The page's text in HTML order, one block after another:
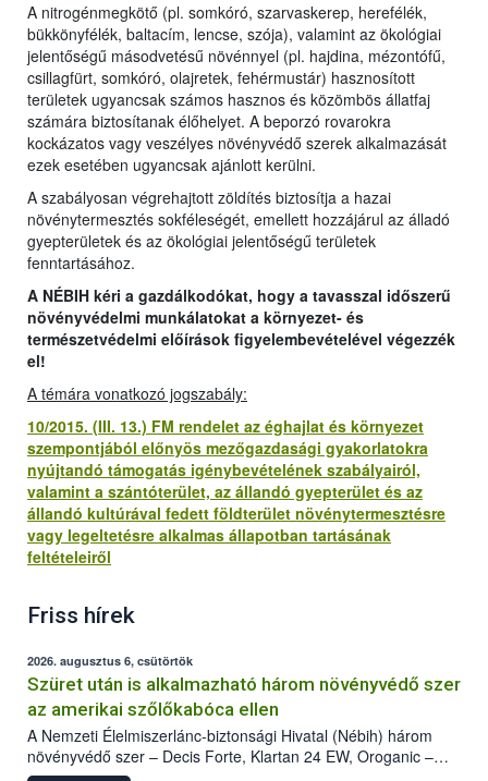
A nitrogénmegkötő (pl. somkóró, szarvaskerep, herefélék,
bükkönyfélék, baltacím, lencse, szója), valamint az ökológiai
jelentőségű másodvetésű növénnyel (pl. hajdina, mézontófű,
csillagfürt, somkóró, olajretek, fehérmustár) hasznosított
területek ugyancsak számos hasznos és közömbös állatfaj
számára biztosítanak élőhelyet. A beporzó rovarokra
kockázatos vagy veszélyes növényvédő szerek alkalmazását
ezek esetében ugyancsak ajánlott kerülni.
A szabályosan végrehajtott zöldítés biztosítja a hazai
növénytermesztés sokféleségét, emellett hozzájárul az álladó
gyepterületek és az ökológiai jelentőségű területek
fenntartásához.
A NÉBIH kéri a gazdálkodókat, hogy a tavasszal időszerű
növényvédelmi munkálatokat a környezet- és
természetvédelmi előírások figyelembevételével végezzék
el!
A témára vonatkozó jogszabály:
10/2015. (III. 13.) FM rendelet az éghajlat és környezet
szempontjából előnyös mezőgazdasági gyakorlatokra
nyújtandó támogatás igénybevételének szabályairól,
valamint a szántóterület, az állandó gyepterület és az
állandó kultúrával fedett földterület növénytermesztésre
vagy legeltetésre alkalmas állapotban tartásának
feltételeiről
Friss hírek
2026. augusztus 6, csütörtök
Szüret után is alkalmazható három növényvédő szer
az amerikai szőlőkabóca ellen
A Nemzeti Élelmiszerlánc-biztonsági Hivatal (Nébih) három
növényvédő szer – Decis Forte, Klartan 24 EW, Oroganic –